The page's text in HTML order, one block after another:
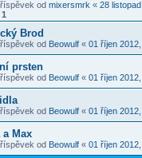
od mixersmrk « 28
1
Brod
od Beowulf « 01 říjen
prsten
od Beowulf « 01 říjen
od Beowulf « 01 říjen
a Max
od Beowulf « 01 říjen